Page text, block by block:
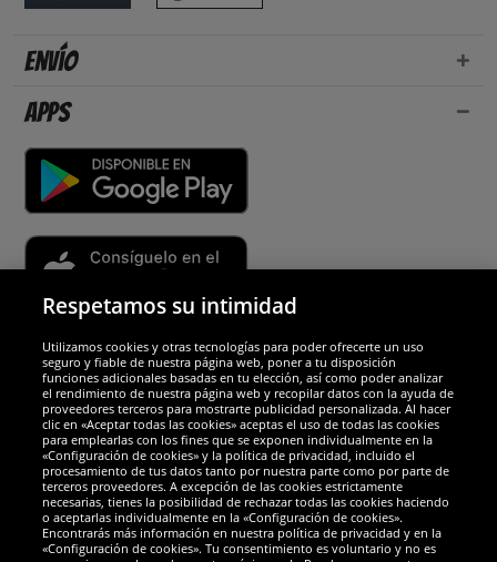
Envío
Apps
Socios y seguridad
Galardones
Respetamos su intimidad
Utilizamos cookies y otras tecnologías para poder ofrecerte un uso
seguro y fiable de nuestra página web, poner a tu disposición
funciones adicionales basadas en tu elección, así como poder analizar
el rendimiento de nuestra página web y recopilar datos con la ayuda de
proveedores terceros para mostrarte publicidad personalizada. Al hacer
clic en «Aceptar todas las cookies» aceptas el uso de todas las cookies
para emplearlas con los fines que se exponen individualmente en la
«Configuración de cookies» y la política de privacidad, incluido el
procesamiento de tus datos tanto por nuestra parte como por parte de
terceros proveedores. A excepción de las cookies estrictamente
necesarias, tienes la posibilidad de rechazar todas las cookies haciendo
o aceptarlas individualmente en la «Configuración de cookies».
Encontrarás más información en nuestra política de privacidad y en la
«Configuración de cookies». Tu consentimiento es voluntario y no es